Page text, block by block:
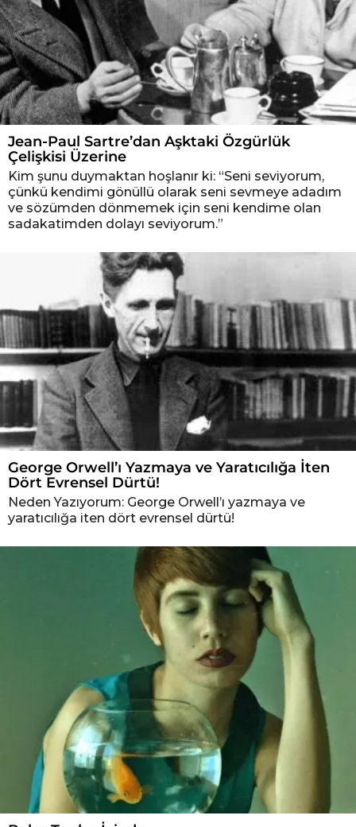
Jean-Paul Sartre’dan Aşktaki Özgürlük
Çelişkisi Üzerine
Kim şunu duymaktan hoşlanır ki: “Seni seviyorum,
çünkü kendimi gönüllü olarak seni sevmeye adadım
ve sözümden dönmemek için seni kendime olan
sadakatimden dolayı seviyorum.”
George Orwell’ı Yazmaya ve Yaratıcılığa İten
Dört Evrensel Dürtü!
Neden Yazıyorum: George Orwell’ı yazmaya ve
yaratıcılığa iten dört evrensel dürtü!